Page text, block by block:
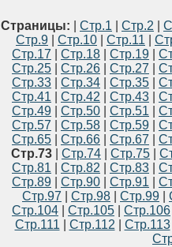
Страницы: Стр.1 Стр.2
Стр.9
Стр.10 Стр.11
Стр.17
Стр.18 Стр.19
Стр.25
Стр.26 Стр.27
Стр.33
Стр.34 Стр.35
Стр.41
Стр.42 Стр.43
Стр.49
Стр.50 Стр.51
Стр.57
Стр.58 Стр.59
Стр.65
Стр.66 Стр.67
Стр.73
Стр.74 Стр.75
Стр.81
Стр.82 Стр.83
Стр.89
Стр.90 Стр.91
Стр.97
Стр.98 Стр.99
Стр.104
Стр.105 Стр.106
Стр.111
Стр.112 Стр.113